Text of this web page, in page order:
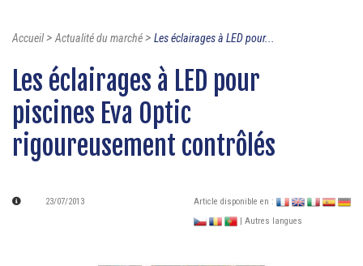
Accueil>Actualité du marché> Les éclairages à LED pour...
Les éclairages à LED pour
piscines Eva Optic
rigoureusement contrôlés
23/07/2013
Article disponible en :
| Autres langues